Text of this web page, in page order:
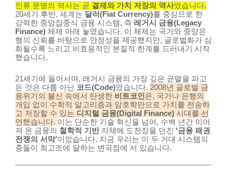
인류 문명의 역사는 곧 결제와 가치 저장의 역사였습니다.
20세기 후반, 세계는 달러(Fiat Currency)를 중심으로 한
강력한 중앙집중식 금융 시스템, 즉 레거시 금융(Legacy
Finance) 체제 아래 놓였습니다. 이 체제는 국가와 중앙은
행의 신뢰를 바탕으로 안정성을 제공했지만, 글로벌화가 심
화될수록 느리고 비효용적인 본질적 한계를 드러내기 시작
했습니다.
21세기에 들어서며, 레거시 금융의 가장 깊은 균열을 파고
든 것은 다름 아닌 코드(Code)였습니다. 2008년 글로벌 금
융위기의 불신 속에서 탄생한 비트코인 은, 국가나 은행의
개입 없이 수학적 알고리즘과 암호학만으로 가치를 전송하
고 저장할 수 있는 디지털 금융(Digital Finance) 시대를 선
언했습니다. 이는 단순한 기술 혁신을 넘어, 수백 년간 이어
져 온 금융의 철학적 기반자체에 도전장을 던진 '금융 패권
전쟁의 서막'이었습니다. 지금 우리는 이 두 거대 시스템의
충돌이 최고조에 달하는 변곡점에 서 있습니다.